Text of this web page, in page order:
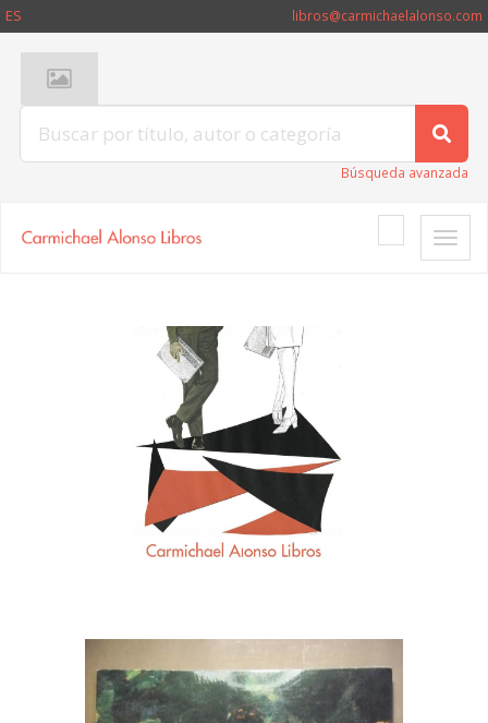
ES libros@carmichaelalonso.com
Búsqueda avanzada
Toggle